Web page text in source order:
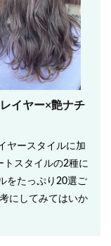
イヤー×艶ナチ
ヤースタイルに加
トスタイルの2種に
をたっぷり20選ご
にしてみてはいか